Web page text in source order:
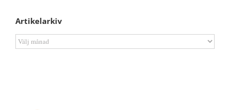
Artikelarkiv
Artikelarkiv